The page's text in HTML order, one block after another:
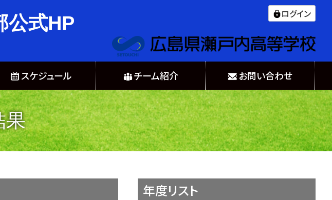
公式HP ログイン
スケジュール チーム紹介 お問い合わせ
果
年度リスト